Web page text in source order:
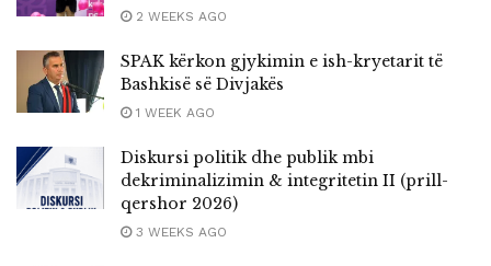
2 WEEKS AGO
SPAK kërkon gjykimin e ish-kryetarit të
Bashkisë së Divjakës
1 WEEK AGO
Diskursi politik dhe publik mbi
dekriminalizimin & integritetin II (prill-
qershor 2026)
3 WEEKS AGO